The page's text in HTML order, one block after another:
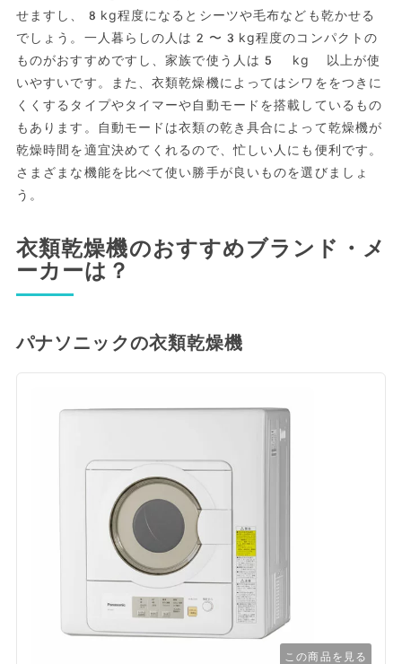
せますし、8kg程度になるとシーツや毛布なども乾かせる
でしょう。一人暮らしの人は2〜3kg程度のコンパクトの
ものがおすすめですし、家族で使う人は5 kg 以上が使
いやすいです。また、衣類乾燥機によってはシワををつきに
くくするタイプやタイマーや自動モードを搭載しているもの
もあります。自動モードは衣類の乾き具合によって乾燥機が
乾燥時間を適宜決めてくれるので、忙しい人にも便利です。
さまざまな機能を比べて使い勝手が良いものを選びましょ
う。
衣類乾燥機のおすすめブランド・メ
ーカーは？
パナソニックの衣類乾燥機
この商品を見る